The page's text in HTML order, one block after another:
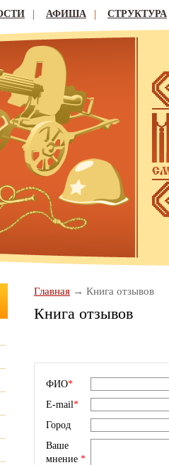
АФИША СТРУКТУРА
Главная Книга отзывов
Книга отзывов
ФИО*
E-mail*
Город
Ваше
мнение *